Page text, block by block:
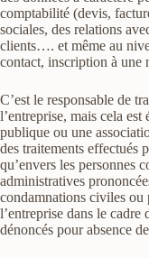
comptabilité (devis,
sociales, des relations
clients…. et même au
contact, inscription à
C’est le responsable de
l’entreprise, mais cela
publique ou une
des traitements effectués
qu’envers les personnes
administratives
condamnations civiles ou
l’entreprise dans le
dénoncés pour absence